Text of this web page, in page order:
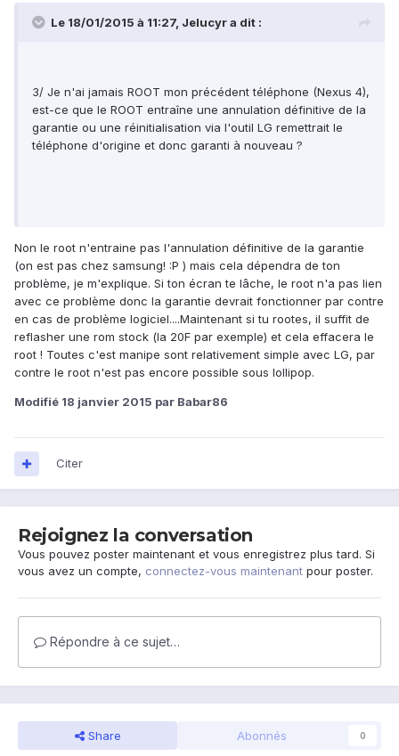
Le 18/01/2015 à 11:27, Jelucyr a dit :
3/ Je n'ai jamais ROOT mon précédent téléphone (Nexus 4),
est-ce que le ROOT entraîne une annulation définitive de la
garantie ou une réinitialisation via l'outil LG remettrait le
téléphone d'origine et donc garanti à nouveau ?
Non le root n'entraine pas l'annulation définitive de la garantie
(on est pas chez samsung! :P ) mais cela dépendra de ton
problème, je m'explique. Si ton écran te lâche, le root n'a pas lien
avec ce problème donc la garantie devrait fonctionner par contre
en cas de problème logiciel....Maintenant si tu rootes, il suffit de
reflasher une rom stock (la 20F par exemple) et cela effacera le
root ! Toutes c'est manipe sont relativement simple avec LG, par
contre le root n'est pas encore possible sous lollipop.
Modifié 18 janvier 2015 par Babar86
Citer
Rejoignez la conversation
Vous pouvez poster maintenant et vous enregistrez plus tard. Si
vous avez un compte, connectez-vous maintenant pour poster.
Répondre à ce sujet…
Share Abonnés 0